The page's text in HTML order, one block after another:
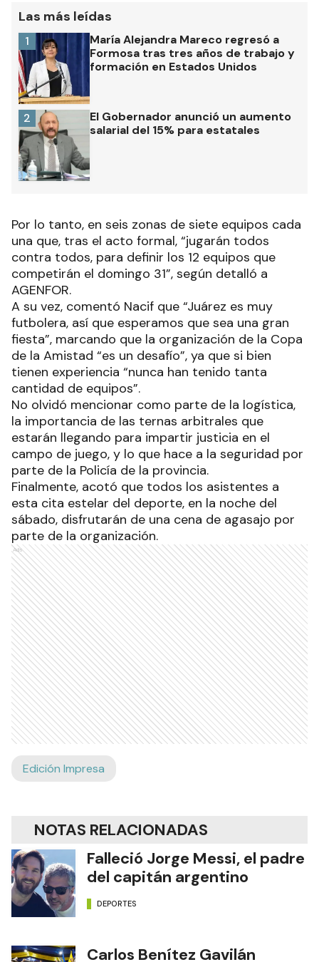
Las más leídas
María Alejandra Mareco regresó a
Formosa tras tres años de trabajo y
formación en Estados Unidos
1
El Gobernador anunció un aumento
salarial del 15% para estatales
2
Por lo tanto, en seis zonas de siete equipos cada
una que, tras el acto formal, “jugarán todos
contra todos, para definir los 12 equipos que
competirán el domingo 31”, según detalló a
AGENFOR.
A su vez, comentó Nacif que “Juárez es muy
futbolera, así que esperamos que sea una gran
fiesta”, marcando que la organización de la Copa
de la Amistad “es un desafío”, ya que si bien
tienen experiencia “nunca han tenido tanta
cantidad de equipos”.
No olvidó mencionar como parte de la logística,
la importancia de las ternas arbitrales que
estarán llegando para impartir justicia en el
campo de juego, y lo que hace a la seguridad por
parte de la Policía de la provincia.
Finalmente, acotó que todos los asistentes a
esta cita estelar del deporte, en la noche del
sábado, disfrutarán de una cena de agasajo por
parte de la organización.
Ads
Edición Impresa
NOTAS RELACIONADAS
Falleció Jorge Messi, el padre
del capitán argentino
DEPORTES
Carlos Benítez Gavilán